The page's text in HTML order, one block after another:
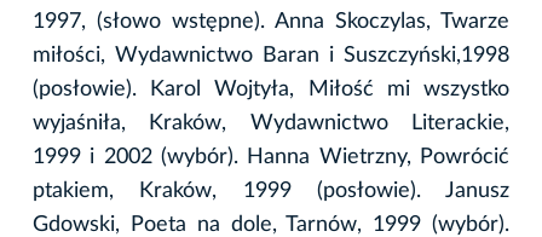
1997, (słowo wstępne). Anna Skoczylas, Twarze
miłości, Wydawnictwo Baran i Suszczyński,1998
(posłowie). Karol Wojtyła, Miłość mi wszystko
wyjaśniła, Kraków, Wydawnictwo Literackie,
1999 i 2002 (wybór). Hanna Wietrzny, Powrócić
ptakiem, Kraków, 1999 (posłowie). Janusz
Gdowski, Poeta na dole, Tarnów, 1999 (wybór).